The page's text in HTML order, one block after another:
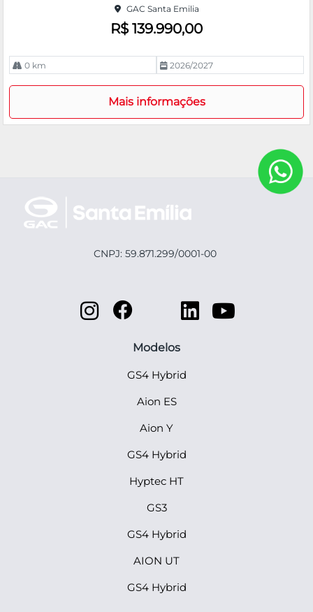
GAC Santa Emilia
R$ 139.990,00
0 km 2026/2027
Mais informações
CNPJ: 59.871.299/0001-00
Modelos
GS4 Hybrid
Aion ES
Aion Y
GS4 Hybrid
Hyptec HT
GS3
GS4 Hybrid
AION UT
GS4 Hybrid